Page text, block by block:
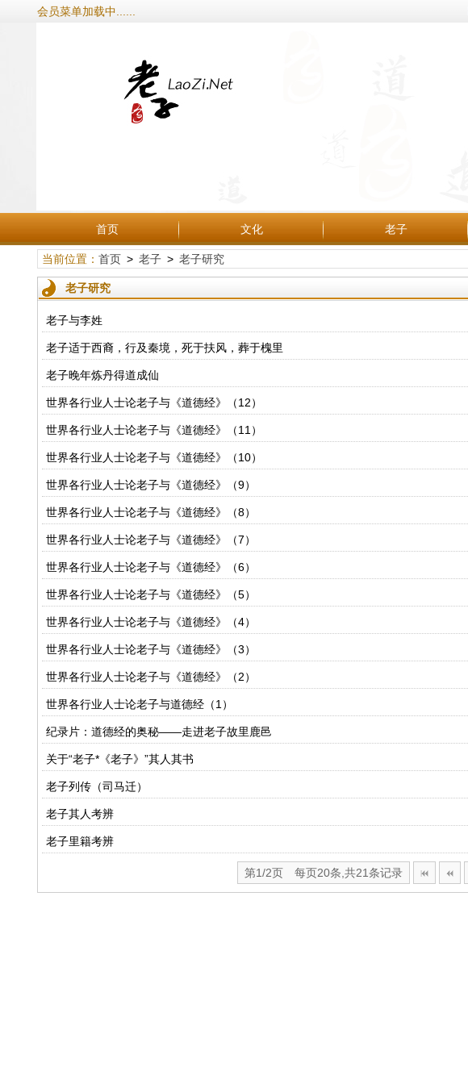
会员菜单加载中......
首页 文化 老子
当前位置： 首页> 老子> 老子研究
老子研究
老子与李姓
老子适于西裔，行及秦境，死于扶风，葬于槐里
老子晚年炼丹得道成仙
世界各行业人士论老子与《道德经》（12）
世界各行业人士论老子与《道德经》（11）
世界各行业人士论老子与《道德经》（10）
世界各行业人士论老子与《道德经》（9）
世界各行业人士论老子与《道德经》（8）
世界各行业人士论老子与《道德经》（7）
世界各行业人士论老子与《道德经》（6）
世界各行业人士论老子与《道德经》（5）
世界各行业人士论老子与《道德经》（4）
世界各行业人士论老子与《道德经》（3）
世界各行业人士论老子与《道德经》（2）
世界各行业人士论老子与道德经（1）
纪录片：道德经的奥秘——走进老子故里鹿邑
关于“老子*《老子》”其人其书
老子列传（司马迁）
老子其人考辨
老子里籍考辨
第1/2页 每页20条,共21条记录